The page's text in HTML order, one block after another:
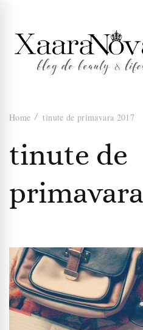
Xaara
Home tinute de primavara 2017
tinute de